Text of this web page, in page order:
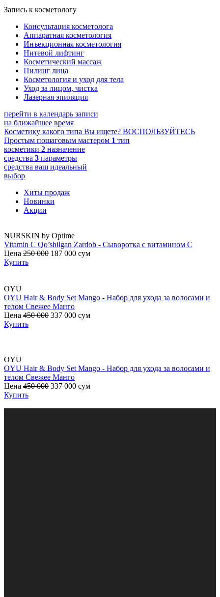
Запись к косметологу
Консультация косметолога
Аппаратная косметология
Инъекционная косметология
Нитевой лифтинг
Косметический массаж
Пилинг лица
Косметология и уход для тела
Уход за лицом, чистка
Лазерная эпиляция
перейти в календарь записи
на ближайшее время
Косметику какого типа Вы ищете? ВОСПОЛЬЗУЙТЕСЬ
Простым пошаговым мастером 1 тип
косметики 2 назначение
средства 3 параметры
средства ваш идеальный
выбор
Хиты продаж
Новинки
Акции
NURSKIN by Optime
Vitamin C Qo’shilgan Zardob - Сыворотка с витамином С
Цена 250 000 187 000 сум
Купить
OYU
OYU Hair & Body Set Mango - Набор для ухода за волосами и
телом Свежее Манго
Цена 450 000 337 000 сум
Купить
OYU
OYU Hair & Body Set Mango - Набор для ухода за волосами и
телом Свежее Манго
Цена 450 000 337 000 сум
Купить